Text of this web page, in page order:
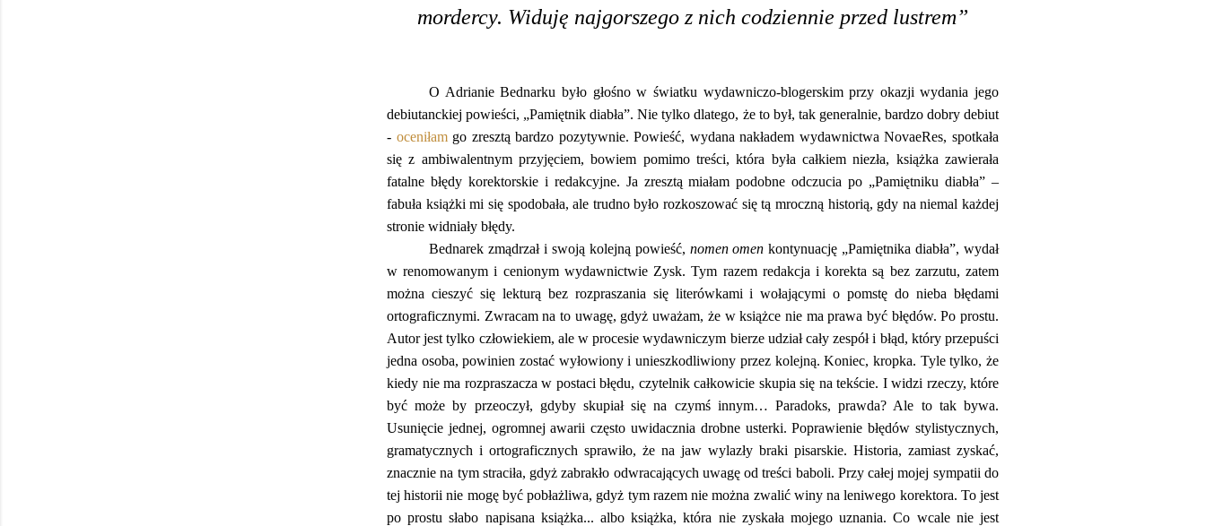
mordercy. Widuję najgorszego z nich codziennie przed lustrem”
O Adrianie Bednarku było głośno w światku wydawniczo-blogerskim przy okazji wydania jego
debiutanckiej powieści, „Pamiętnik diabła”. Nie tylko dlatego, że to był, tak generalnie, bardzo dobry debiut
- oceniłamgo zresztą bardzo pozytywnie. Powieść, wydana nakładem wydawnictwa NovaeRes, spotkała
się z ambiwalentnym przyjęciem, bowiem pomimo treści, która była całkiem niezła, książka zawierała
fatalne błędy korektorskie i redakcyjne. Ja zresztą miałam podobne odczucia po „Pamiętniku diabła” –
fabuła książki mi się spodobała, ale trudno było rozkoszować się tą mroczną historią, gdy na niemal każdej
stronie widniały błędy.
Bednarek zmądrzał i swoją kolejną powieść, nomen omen kontynuację „Pamiętnika diabła”, wydał
w renomowanym i cenionym wydawnictwie Zysk. Tym razem redakcja i korekta są bez zarzutu, zatem
można cieszyć się lekturą bez rozpraszania się literówkami i wołającymi o pomstę do nieba błędami
ortograficznymi. Zwracam na to uwagę, gdyż uważam, że w książce nie ma prawa być błędów. Po prostu.
Autor jest tylko człowiekiem, ale w procesie wydawniczym bierze udział cały zespół i błąd, który przepuści
jedna osoba, powinien zostać wyłowiony i unieszkodliwiony przez kolejną. Koniec, kropka. Tyle tylko, że
kiedy nie ma rozpraszacza w postaci błędu, czytelnik całkowicie skupia się na tekście. I widzi rzeczy, które
być może by przeoczył, gdyby skupiał się na czymś innym… Paradoks, prawda? Ale to tak bywa.
Usunięcie jednej, ogromnej awarii często uwidacznia drobne usterki. Poprawienie błędów stylistycznych,
gramatycznych i ortograficznych sprawiło, że na jaw wylazły braki pisarskie. Historia, zamiast zyskać,
znacznie na tym straciła, gdyż zabrakło odwracających uwagę od treści baboli. Przy całej mojej sympatii do
tej historii nie mogę być pobłażliwa, gdyż tym razem nie można zwalić winy na leniwego korektora. To jest
po prostu słabo napisana książka... albo książka, która nie zyskała mojego uznania. Co wcale nie jest